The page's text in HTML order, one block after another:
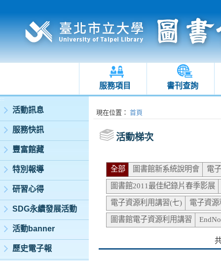
服務項目 書刊查詢
:::
活動訊息
服務快訊
豐富館藏
特別報導
研習心得
SDG永續發展活動
活動banner
歷史電子報
:::現在位置 ： 首頁
活動梯次
全部 圖書館新系統說明會
電
圖書館2011最佳紀錄片春季影展
電子資源利用講習(七)
電子資
圖書館電子資源利用講習